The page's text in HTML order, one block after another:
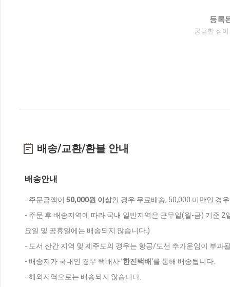
등록
궁금한 점
배송/교환/환불 안내
배송안내
- 주문금액이 50,000원 이상인 경우 무료배송, 50,000 미만인 경
- 주문 후 배송지역에 따라 국내 일반지역은 근무일(월-금) 기준
요일 및 공휴일에는 배송되지 않습니다.)
- 도서 산간 지역 및 제주도의 경우는 항공/도선 추가운임이 부과
- 배송지가 국내인 경우 택배사 '한진택배'를 통해 배송됩니다.
- 해외지역으로는 배송되지 않습니다.